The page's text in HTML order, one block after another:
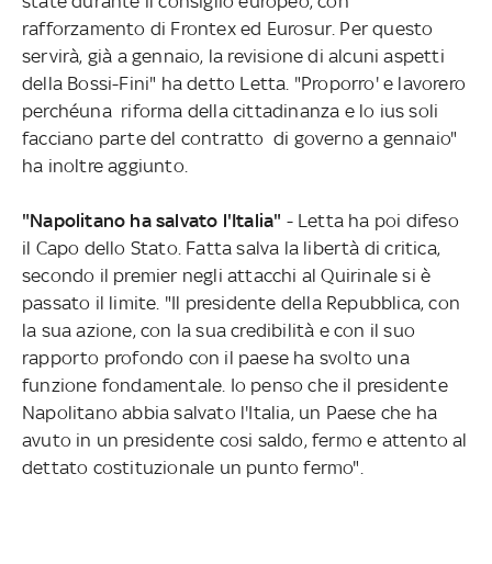
rafforzamento di Frontex ed Eurosur. Per questo
servirà, già a gennaio, la revisione di alcuni aspetti
della Bossi-Fini" ha detto Letta. "Proporro' e lavorero
perchéuna riforma della cittadinanza e lo ius soli
facciano parte del contratto di governo a gennaio"
ha inoltre aggiunto.
"Napolitano ha salvato l'Italia" - Letta ha poi difeso
il Capo dello Stato. Fatta salva la libertà di critica,
secondo il premier negli attacchi al Quirinale si è
passato il limite. "Il presidente della Repubblica, con
la sua azione, con la sua credibilità e con il suo
rapporto profondo con il paese ha svolto una
funzione fondamentale. Io penso che il presidente
Napolitano abbia salvato l'Italia, un Paese che ha
avuto in un presidente cosi saldo, fermo e attento al
dettato costituzionale un punto fermo".